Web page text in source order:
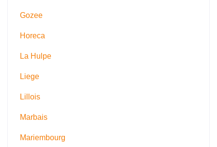
Gozee
Horeca
La Hulpe
Liege
Lillois
Marbais
Mariembourg